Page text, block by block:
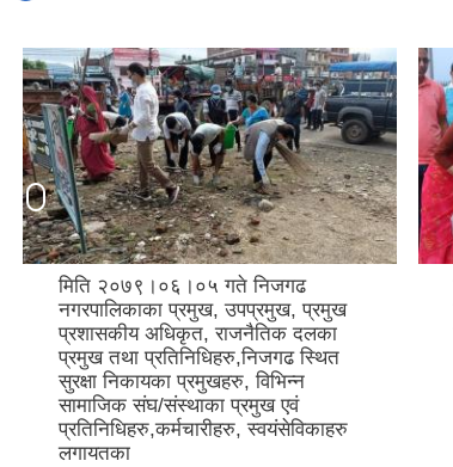
मिति २०७९।०६।०५ गते निजगढ
नगरपालिकाका प्रमुख, उपप्रमुख, प्रमुख
प्रशासकीय अधिकृत, राजनैतिक दलका
प्रमुख तथा प्रतिनिधिहरु,निजगढ स्थित
सुरक्षा निकायका प्रमुखहरु, विभिन्न
सामाजिक संघ/संस्थाका प्रमुख एवं
प्रतिनिधिहरु,कर्मचारीहरु, स्वयंसेविकाहरु
लगायतका